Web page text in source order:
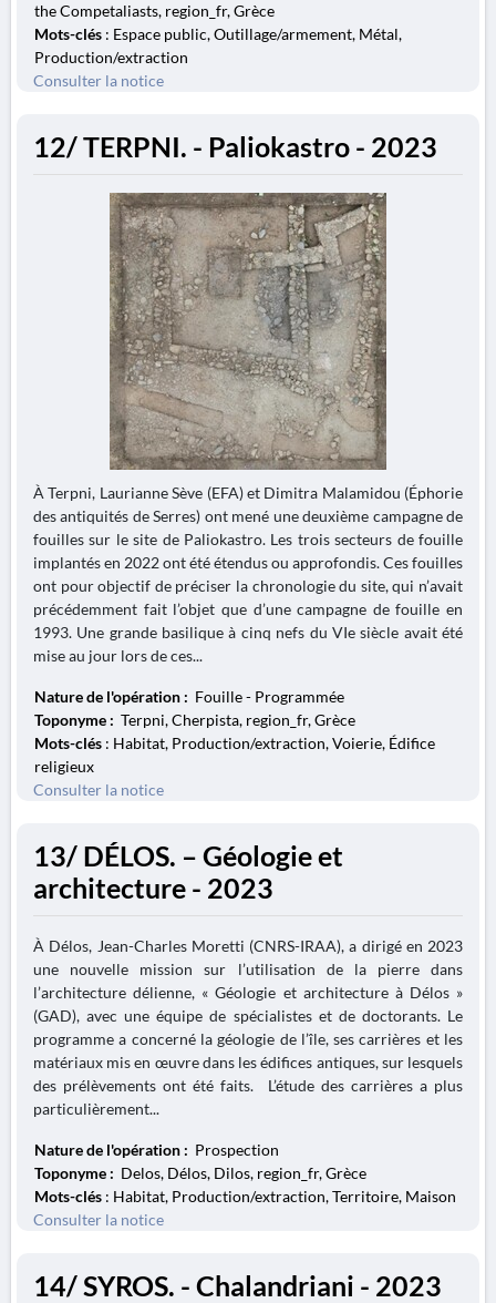
the Competaliasts, region_fr, Grèce
Mots-clés : Espace public, Outillage/armement, Métal,
Production/extraction
Consulter la notice
12/ TERPNI. - Paliokastro - 2023
À Terpni, Laurianne Sève (EFA) et Dimitra Malamidou (Éphorie
des antiquités de Serres) ont mené une deuxième campagne de
fouilles sur le site de Paliokastro. Les trois secteurs de fouille
implantés en 2022 ont été étendus ou approfondis. Ces fouilles
ont pour objectif de préciser la chronologie du site, qui n’avait
précédemment fait l’objet que d’une campagne de fouille en
1993. Une grande basilique à cinq nefs du VIe siècle avait été
mise au jour lors de ces...
Nature de l'opération : Fouille - Programmée
Toponyme : Terpni, Cherpista, region_fr, Grèce
Mots-clés : Habitat, Production/extraction, Voierie, Édifice
religieux
Consulter la notice
13/ DÉLOS. – Géologie et
architecture - 2023
À Délos, Jean-Charles Moretti (CNRS-IRAA), a dirigé en 2023
une nouvelle mission sur l’utilisation de la pierre dans
l’architecture délienne, « Géologie et architecture à Délos »
(GAD), avec une équipe de spécialistes et de doctorants. Le
programme a concerné la géologie de l’île, ses carrières et les
matériaux mis en œuvre dans les édifices antiques, sur lesquels
des prélèvements ont été faits. L’étude des carrières a plus
particulièrement...
Nature de l'opération : Prospection
Toponyme : Delos, Délos, Dilos, region_fr, Grèce
Mots-clés : Habitat, Production/extraction, Territoire, Maison
Consulter la notice
14/ SYROS. - Chalandriani - 2023